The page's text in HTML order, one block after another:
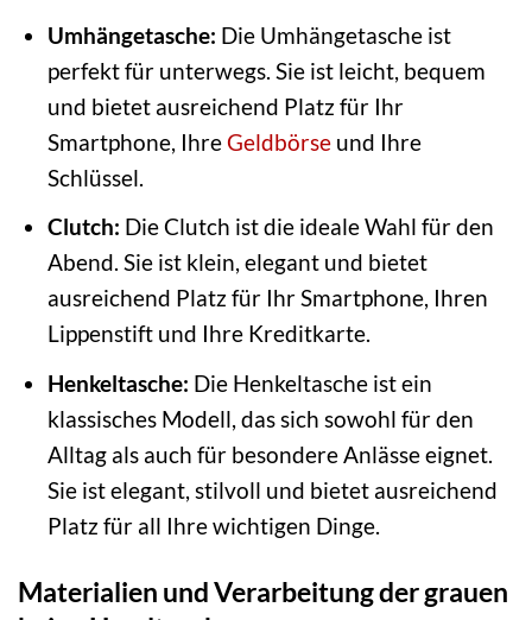
Umhängetasche: Die Umhängetasche ist
perfekt für unterwegs. Sie ist leicht, bequem
und bietet ausreichend Platz für Ihr
Smartphone, IhreGeldbörse und Ihre
Schlüssel.
Clutch: Die Clutch ist die ideale Wahl für den
Abend. Sie ist klein, elegant und bietet
ausreichend Platz für Ihr Smartphone, Ihren
Lippenstift und Ihre Kreditkarte.
Henkeltasche: Die Henkeltasche ist ein
klassisches Modell, das sich sowohl für den
Alltag als auch für besondere Anlässe eignet.
Sie ist elegant, stilvoll und bietet ausreichend
Platz für all Ihre wichtigen Dinge.
Materialien und Verarbeitung der grauen